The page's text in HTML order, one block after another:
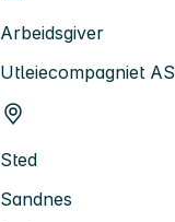
Arbeidsgiver
Utleiecompagniet AS
Sted
Sandnes